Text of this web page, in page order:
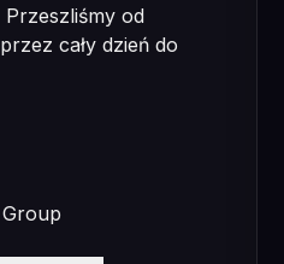
od
cały dzień do